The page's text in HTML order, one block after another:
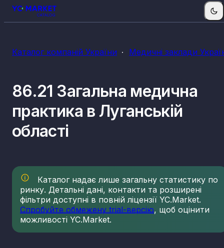
Каталог компаній України Медичні заклади
86.21 Загальна медична
практика в Луганській
області
Каталог надає лише загальну статистику по
ринку. Детальні дані, контакти та розширені
фільтри доступні в повній ліцензії YC.Market.
Спробуйте обмежену trial-версію, щоб оцінити
можливості YC.Market.